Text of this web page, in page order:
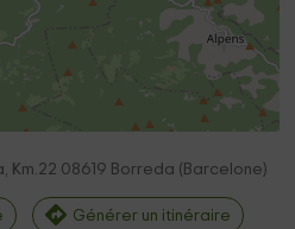
Km.22 08619 Borreda ( Barcelone)
Générer un itinéraire